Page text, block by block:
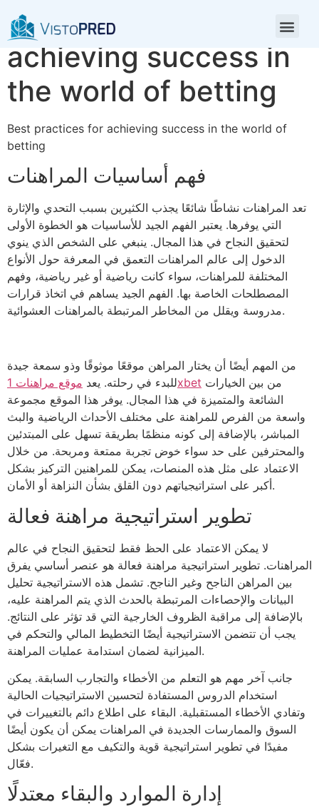
Best practices for
achieving success in
the world of betting
Best practices for achieving success in the world of
betting
فهم أساسيات المراهنات
تعد المراهنات نشاطًا شائعًا يجذب الكثيرين بسبب التحدي والإثارة
التي يوفرها. يعتبر الفهم الجيد للأساسيات هو الخطوة الأولى
لتحقيق النجاح في هذا المجال. ينبغي على الشخص الذي ينوي
الدخول إلى عالم المراهنات التعمق في المعرفة حول الأنواع
المختلفة للمراهنات، سواء كانت رياضية أو غير رياضية، وفهم
المصطلحات الخاصة بها. الفهم الجيد يساهم في اتخاذ قرارات
مدروسة ويقلل من المخاطر المرتبطة بالمراهنات العشوائية.
من المهم أيضًا أن يختار المراهن موقعًا موثوقًا وذو سمعة جيدة
للبدء في رحلته. يعدموقع مراهنات 1xbet
الشائعة والمتميزة في هذا المجال. يوفر هذا الموقع مجموعة
واسعة من الفرص للمراهنة على مختلف الأحداث الرياضية والبث
المباشر، بالإضافة إلى كونه منظمًا بطريقة تسهل على المبتدئين
والمحترفين على حد سواء خوض تجربة ممتعة ومربحة. من خلال
الاعتماد على مثل هذه المنصات، يمكن للمراهنين التركيز بشكل
أكبر على استراتيجياتهم دون القلق بشأن النزاهة أو الأمان.
تطوير استراتيجية مراهنة فعالة
لا يمكن الاعتماد على الحظ فقط لتحقيق النجاح في عالم
المراهنات. تطوير استراتيجية مراهنة فعالة هو عنصر أساسي يفرق
بين المراهن الناجح وغير الناجح. تشمل هذه الاستراتيجية تحليل
البيانات والإحصاءات المرتبطة بالحدث الذي يتم المراهنة عليه،
بالإضافة إلى مراقبة الظروف الخارجية التي قد تؤثر على النتائج.
يجب أن تتضمن الاستراتيجية أيضًا التخطيط المالي والتحكم في
الميزانية لضمان استدامة عمليات المراهنة.
جانب آخر مهم هو التعلم من الأخطاء والتجارب السابقة. يمكن
استخدام الدروس المستفادة لتحسين الاستراتيجيات الحالية
وتفادي الأخطاء المستقبلية. البقاء على اطلاع دائم بالتغييرات في
السوق والممارسات الجديدة في المراهنات يمكن أن يكون أيضًا
مفيدًا في تطوير استراتيجية قوية والتكيف مع التغيرات بشكل
فعّال.
إدارة الموارد والبقاء معتدلًا